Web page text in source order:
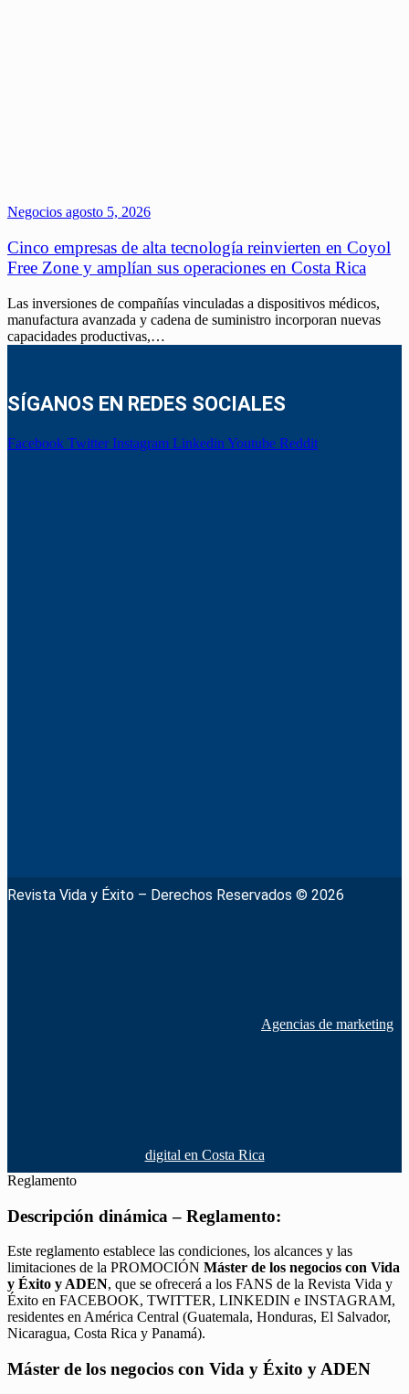
Negocios agosto 5, 2026
Cinco empresas de alta tecnología reinvierten en Coyol
Free Zone y amplían sus operaciones en Costa Rica
Las inversiones de compañías vinculadas a dispositivos médicos,
manufactura avanzada y cadena de suministro incorporan nuevas
capacidades productivas,…
SÍGANOS EN REDES SOCIALES
Facebook Twitter Instagram Linkedin Youtube Reddit
Revista Vida y Éxito – Derechos Reservados © 2026
Agencias de marketing
digital en Costa Rica
Reglamento
Descripción dinámica – Reglamento:
Este reglamento establece las condiciones, los alcances y las
limitaciones de la PROMOCIÓN Máster de los negocios con Vida
y Éxito y ADEN, que se ofrecerá a los FANS de la Revista Vida y
Éxito en FACEBOOK, TWITTER, LINKEDIN e INSTAGRAM,
residentes en América Central (Guatemala, Honduras, El Salvador,
Nicaragua, Costa Rica y Panamá).
Máster de los negocios con Vida y Éxito y ADEN